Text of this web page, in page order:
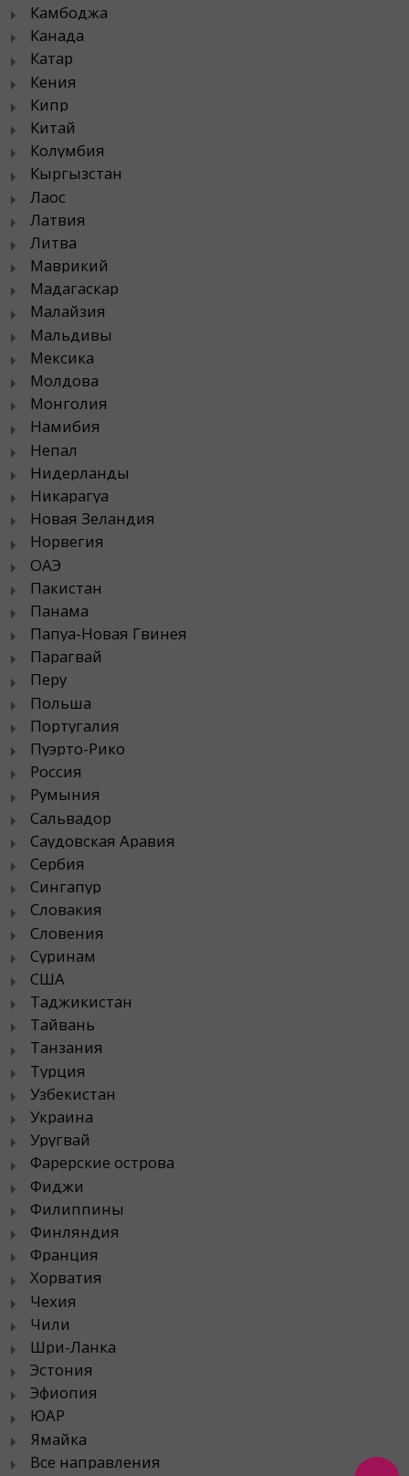
Камбоджа
Канада
Катар
Кения
Кипр
Китай
Колумбия
Кыргызстан
Лаос
Латвия
Литва
Маврикий
Мадагаскар
Малайзия
Мальдивы
Мексика
Молдова
Монголия
Намибия
Непал
Нидерланды
Никарагуа
Новая Зеландия
Норвегия
ОАЭ
Пакистан
Панама
Папуа-Новая Гвинея
Парагвай
Перу
Польша
Португалия
Пуэрто-Рико
Россия
Румыния
Сальвадор
Саудовская Аравия
Сербия
Сингапур
Словакия
Словения
Суринам
США
Таджикистан
Тайвань
Танзания
Турция
Узбекистан
Украина
Уругвай
Фарерские острова
Фиджи
Филиппины
Финляндия
Франция
Хорватия
Чехия
Чили
Шри-Ланка
Эстония
Эфиопия
ЮАР
Ямайка
Все направления